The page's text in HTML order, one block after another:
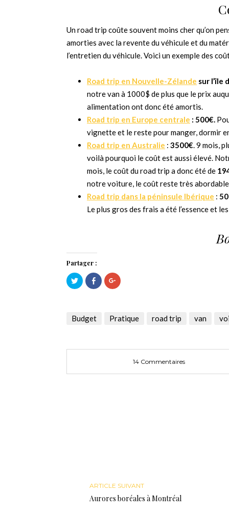
Un road trip coûte souvent moins cher qu’on
amorties avec la revente du véhicule et du
l’entretien du véhicule. Voici un exemple des
Road trip en Nouvelle-Zélande sur l’île
notre van à 1000$ de plus que le prix
alimentation ont donc été amortis.
Road trip en Europe centrale : 500€.
vignette et le reste pour manger, dormir
Road trip en Australie : 3500€. 9 mois,
voilà pourquoi le coût est aussi élevé.
mois, le coût du road trip a donc été de
notre voiture, le coût reste très
Road trip dans la péninsule Ibérique :
Le plus gros des frais a été l’essence et
Partager :
Cliquez
pour
partager
une
nouvelle
Cliquez
pour
partager
nouvelle
Cliquez
pour
dans
une
Budget Pratique road trip van
14 Commentaires
ARTICLE SUIVANT
Aurores boréales à Montréal